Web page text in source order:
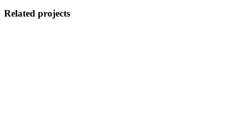
Related projects